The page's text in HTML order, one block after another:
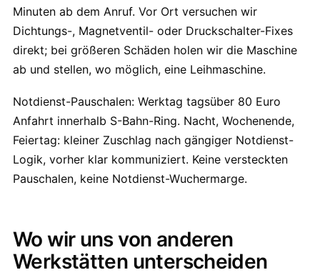
Minuten ab dem Anruf. Vor Ort versuchen wir
Dichtungs-, Magnetventil- oder Druckschalter-Fixes
direkt; bei größeren Schäden holen wir die Maschine
ab und stellen, wo möglich, eine Leihmaschine.
Notdienst-Pauschalen: Werktag tagsüber 80 Euro
Anfahrt innerhalb S-Bahn-Ring. Nacht, Wochenende,
Feiertag: kleiner Zuschlag nach gängiger Notdienst-
Logik, vorher klar kommuniziert. Keine versteckten
Pauschalen, keine Notdienst-Wuchermarge.
Wo wir uns von anderen
Werkstätten unterscheiden